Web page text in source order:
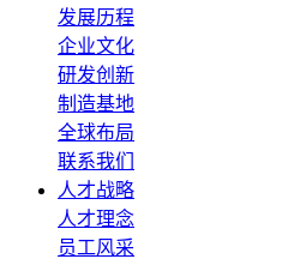
发展历程
企业文化
研发创新
制造基地
全球布局
联系我们
人才战略
人才理念
员工风采